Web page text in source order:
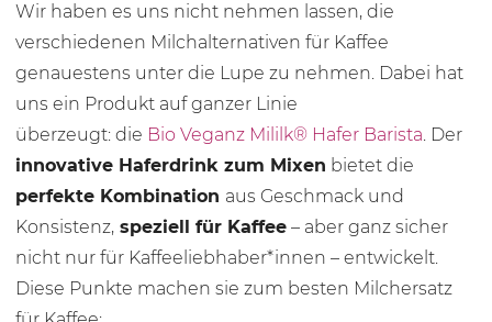
Wir haben es uns nicht nehmen lassen, die
verschiedenen Milchalternativen für Kaffee
genauestens unter die Lupe zu nehmen. Dabei hat
uns ein Produkt auf ganzer Linie
überzeugt: die Bio Veganz Mililk® Hafer Barista. Der
innovative Haferdrink zum Mixen bietet die
perfekte Kombination aus Geschmack und
Konsistenz, speziell für Kaffee – aber ganz sicher
nicht nur für Kaffeeliebhaber*innen – entwickelt.
Diese Punkte machen sie zum besten Milchersatz